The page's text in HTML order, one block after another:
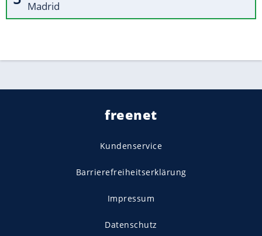
Madrid
freenet
Kundenservice
Barrierefreiheitserklärung
Impressum
Datenschutz